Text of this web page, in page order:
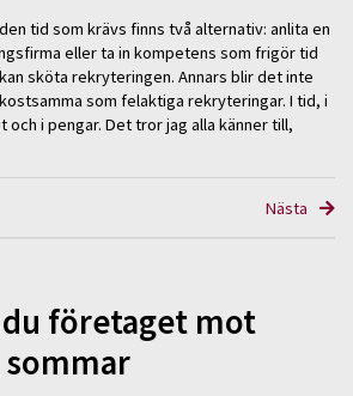
tid som krävs finns två alternativ: anlita en
eller ta in kompetens som frigör tid
sköta rekryteringen. Annars blir det inte
som felaktiga rekryteringar. I tid, i
och i pengar. Det tror jag alla känner till,
Nästa
du företaget mot
sommar